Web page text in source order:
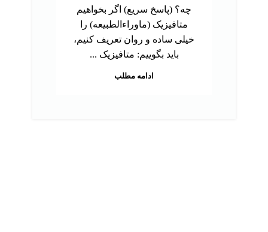
چه؟ (پاسخ سریع) اگر بخواهیم
متافیزیک (ماوراءالطبیعه) را
خیلی ساده و روان تعریف کنیم،
باید بگوییم: متافیزیک ...
ادامه مطلب